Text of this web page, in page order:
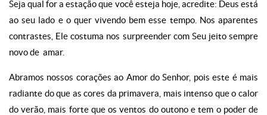
Seja qual for a estação que você esteja hoje, acredite: Deus está
ao seu lado e o quer vivendo bem esse tempo. Nos aparentes
contrastes, Ele costuma nos surpreender com Seu jeito sempre
novo de amar.
Abramos nossos corações ao Amor do Senhor, pois este é mais
radiante do que as cores da primavera, mais intenso que o calor
do verão, mais forte que os ventos do outono e tem o poder de